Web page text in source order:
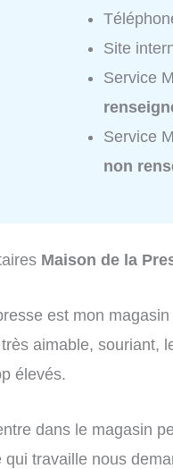
Site
Service
Service
non
Maison de la
est mon
aimable, souriant,
élevés.
dans le magasin
travaille nous